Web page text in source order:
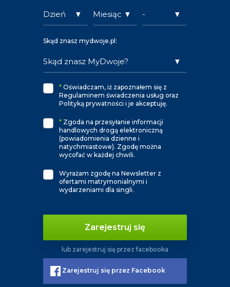
Skąd znasz mydwoje.pl:
* Oświadczam, iż zapoznałem się z
Regulaminem świadczenia usług oraz
Polityką prywatności i je akceptuję.
* Zgoda na przesyłanie informacji
handlowych drogą elektroniczną
(powiadomienia dzienne i
natychmiastowe). Zgodę można
wycofać w każdej chwili.
Wyrażam zgodę na Newsletter z
ofertami matrymonialnymi i
wydarzeniami dla singli.
Zarejestruj się
lub zarejestruj się przez facebooka
Zarejestruj się przez Facebook